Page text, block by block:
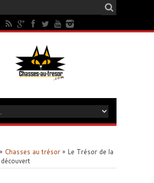
» Chasses au trésor » Le Trésor de la